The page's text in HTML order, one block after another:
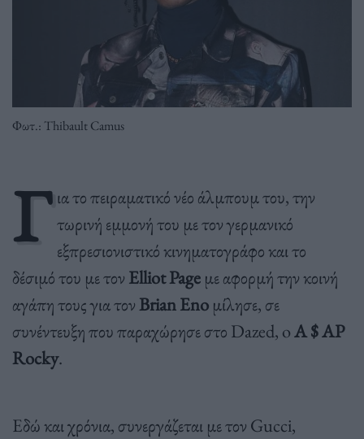
Φωτ.: Thibault Camus
Γ ια το πειραματικό νέο άλμπουμ του, την
τωρινή εμμονή του με τον γερμανικό
εξπρεσιονιστικό κινηματογράφο και το
δέσιμό του με τον Elliot Page με αφορμή την κοινή
αγάπη τους για τονBrian Eno μίλησε, σε
συνέντευξη που παραχώρησε στο Dazed, oA $ AP
Rocky.
Εδώ και χρόνια, συνεργάζεται με τον Gucci,